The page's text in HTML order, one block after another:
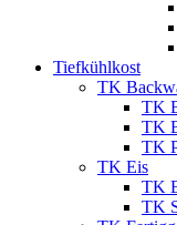
Tiefkühlkost
TK
TK
TK
TK
TK Eis
TK
TK